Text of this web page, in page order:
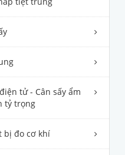
tử - Cân sấy ẩm
tỷ trọng
bị đo cơ khí